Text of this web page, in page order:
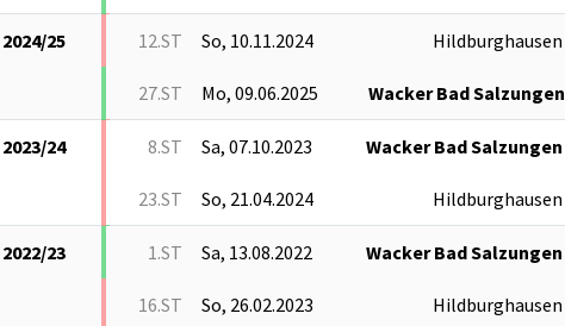
2024/25 12.ST So, 10.11.2024 Hildburghausen
27.ST Mo, 09.06.2025 Wacker Bad Salzungen
2023/24 8.ST Sa, 07.10.2023 Wacker Bad Salzungen
23.ST So, 21.04.2024 Hildburghausen
2022/23 1.ST Sa, 13.08.2022 Wacker Bad Salzungen
16.ST So, 26.02.2023 Hildburghausen